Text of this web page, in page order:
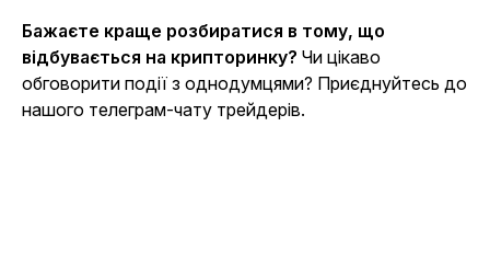
Бажаєте краще розбиратися в тому, що
відбувається на крипторинку? Чи цікаво
обговорити події з однодумцями? Приєднуйтесь до
нашого телеграм-чату трейдерів.